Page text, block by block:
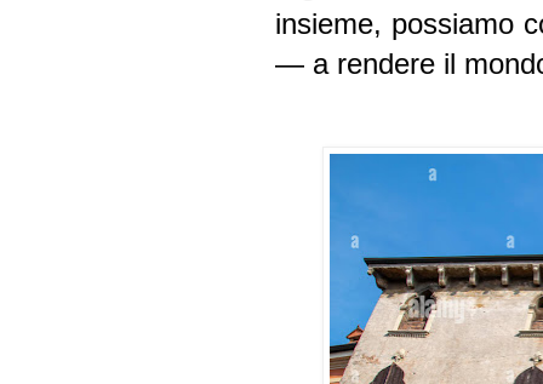
insieme, possiamo
— a rendere il